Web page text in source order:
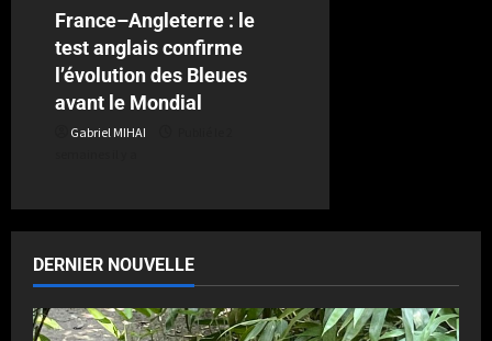
France–Angleterre : le
test anglais confirme
l’évolution des Bleues
avant le Mondial
Gabriel MIHAI
DERNIER NOUVELLE